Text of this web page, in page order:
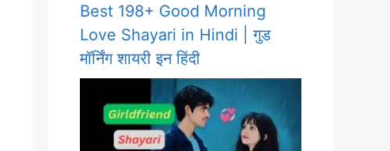
Best 198+ Good Morning
Love Shayari in Hindi | गुड
मॉर्निंग शायरी इन हिंदी